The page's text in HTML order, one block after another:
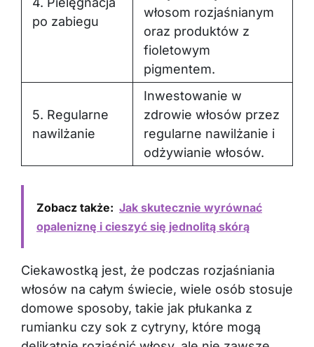
po zabiegu
włosom rozjaśnianym
oraz produktów z
fioletowym
pigmentem.
5. Regularne
nawilżanie
Inwestowanie w
zdrowie włosów przez
regularne nawilżanie i
odżywianie włosów.
Zobacz także: Jak skutecznie wyrównać
opaleniznę i cieszyć się jednolitą skórą
Ciekawostką jest, że podczas rozjaśniania
włosów na całym świecie, wiele osób stosuje
domowe sposoby, takie jak płukanka z
rumianku czy sok z cytryny, które mogą